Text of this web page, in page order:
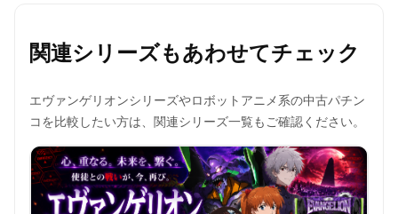
関連シリーズもあわせてチェック
エヴァンゲリオンシリーズやロボットアニメ系の中古パチン
コを比較したい方は、関連シリーズ一覧もご確認ください。